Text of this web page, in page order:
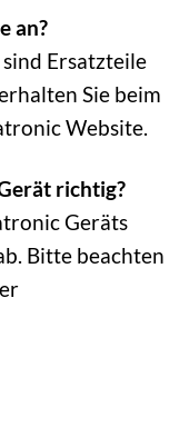
an?
Ersatzteile
Sie beim
Website.
richtig?
Geräts
Bitte beachten